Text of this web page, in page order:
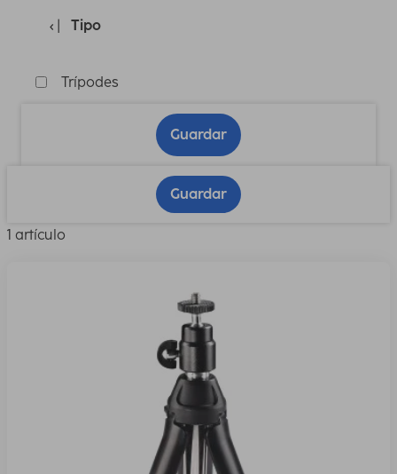
Tipo
Trípodes
Guardar
Guardar
1 artículo